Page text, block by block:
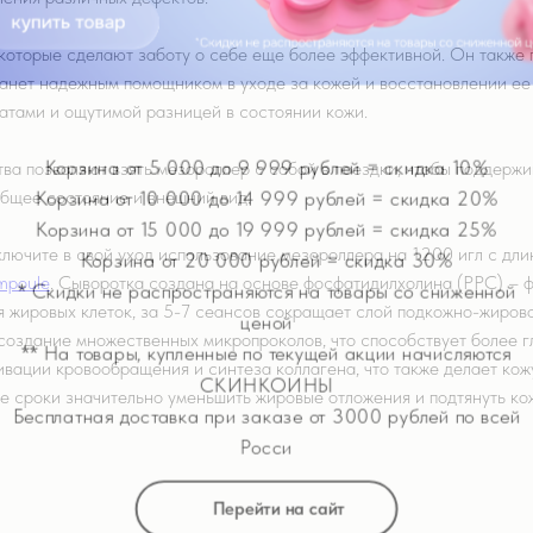
сделают заботу о себе еще более эффективной. Он также
надежным помощником в уходе за кожей и восстановлении
и ощутимой разницей в состоянии кожи.
позволяют взять мезороллер с собой в поездки, чтобы
состояние и внешний вид.
в свой уход использование мезороллера на 1200 игл с
. Сыворотка создана на основе фосфатидилхолина (PPC) –
клеток, за 5-7 сеансов сокращает слой подкожно-
множественных микропроколов, что способствует
кровообращения и синтеза коллагена, что также делает
значительно уменьшить жировые отложения и подтянуть
Корзина от 5 000 до 9 999 рублей = скидка 10%
Корзина от 15 000 до 19 999 рублей = скидка 25%
Корзина от 20 000 рублей = скидка 30%
* Скидки не распространяются на товары со сниженной
ценой
** На товары, купленные по текущей акции начисляются
СКИНКОИНЫ
Бесплатная доставка при заказе от 3000 рублей по всей
Росси
Перейти на сайт